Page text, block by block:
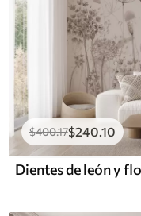
$400.17$240.10